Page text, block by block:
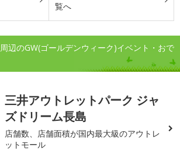
覧へ
辺のGW(ゴールデンウィーク)イベント・おで
三井アウトレットパーク ジャ
ズドリーム長島
店舗数、店舗面積が国内最大級のアウトレ
ットモール